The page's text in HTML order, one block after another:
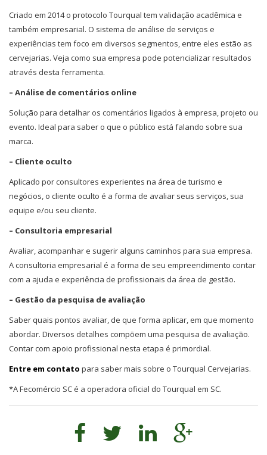
Criado em 2014 o protocolo Tourqual tem validação acadêmica e
também empresarial. O sistema de análise de serviços e
experiências tem foco em diversos segmentos, entre eles estão as
cervejarias. Veja como sua empresa pode potencializar resultados
através desta ferramenta.
– Análise de comentários online
Solução para detalhar os comentários ligados à empresa, projeto ou
evento. Ideal para saber o que o público está falando sobre sua
marca.
– Cliente oculto
Aplicado por consultores experientes na área de turismo e
negócios, o cliente oculto é a forma de avaliar seus serviços, sua
equipe e/ou seu cliente.
– Consultoria empresarial
Avaliar, acompanhar e sugerir alguns caminhos para sua empresa.
A consultoria empresarial é a forma de seu empreendimento contar
com a ajuda e experiência de profissionais da área de gestão.
– Gestão da pesquisa de avaliação
Saber quais pontos avaliar, de que forma aplicar, em que momento
abordar. Diversos detalhes compõem uma pesquisa de avaliação.
Contar com apoio profissional nesta etapa é primordial.
Entre em contato para saber mais sobre o Tourqual Cervejarias.
*A Fecomércio SC é a operadora oficial do Tourqual em SC.